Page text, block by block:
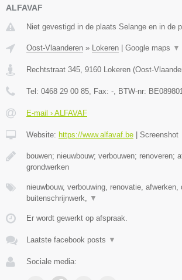
ALFAVAF
Niet gevestigd in de plaats Selange en in de
Oost-Vlaanderen » Lokeren Google maps ▼
Rechtstraat 345, 9160 Lokeren (Oost-
Tel: 0468 29 00 85, Fax: -, BTW-nr:
E-mail › ALFAVAF
Website: https://www.alfavaf.be Screenshot
bouwen; nieuwbouw; verbouwen; renoveren;
grondwerken
nieuwbouw, verbouwing, renovatie, afwerken,
buitenschrijnwerk, ▼
Er wordt gewerkt op afspraak.
Laatste facebook posts ▼
Sociale media: